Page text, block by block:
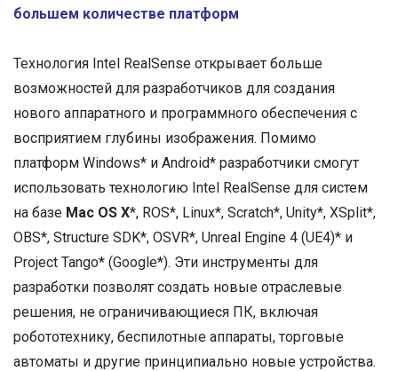
большем количестве платформ
Технология Intel RealSense открывает больше
возможностей для разработчиков для создания
нового аппаратного и программного обеспечения с
восприятием глубины изображения. Помимо
платформ Windows* и Android* разработчики смогут
использовать технологию Intel RealSense для систем
на базе Mac OS X*, ROS*, Linux*, Scratch*, Unity*, XSplit*,
OBS*, Structure SDK*, OSVR*, Unreal Engine 4 (UE4)* и
Project Tango* (Google*). Эти инструменты для
разработки позволят создать новые отраслевые
решения, не ограничивающиеся ПК, включая
робототехнику, беспилотные аппараты, торговые
автоматы и другие принципиально новые устройства.